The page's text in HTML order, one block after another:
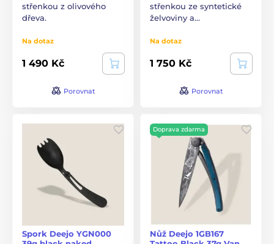
střenkou z olivového
dřeva.
Na dotaz
1 490 Kč
Porovnat
střenkou ze syntetické
želvoviny a…
Na dotaz
1 750 Kč
Porovnat
Spork Deejo YGN000
Doprava zdarma
Nůž Deejo 1GB167